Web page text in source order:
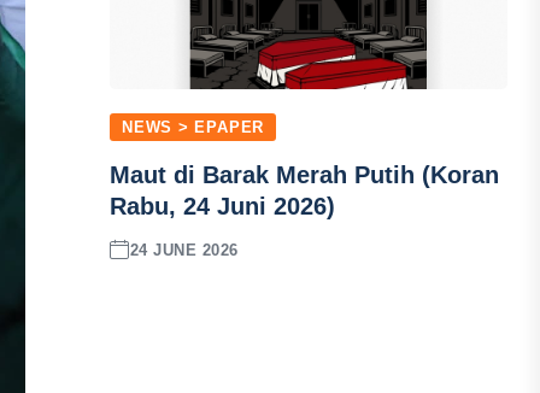
NEWS > EPAPER
Maut di Barak Merah Putih (Koran
Rabu, 24 Juni 2026)
24 JUNE 2026